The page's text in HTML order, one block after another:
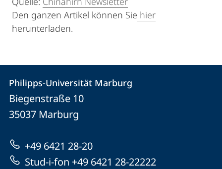
Den ganzen Artikel können Sie hier
herunterladen.
Kontakt
und
Informationen
zur
Website
Kontaktinformationen
Philipps-
Universität
Marburg
Philipps-Universität Marburg
Biegenstraße 10
35037 Marburg
+49 6421 28-20
Stud-i-fon +49 6421 28-22222